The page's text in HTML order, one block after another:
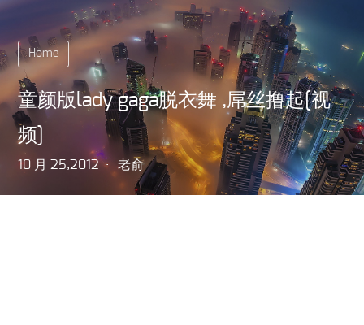
Home
童颜版lady gaga脱衣舞 ,屌丝撸起[视
频]
10 月 25,2012 老俞